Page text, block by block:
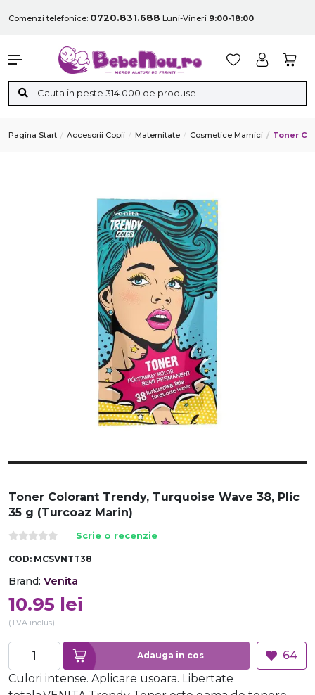
Comenzi telefonice: 0720.831.688 Luni-Vineri 9:00-18:00
Pagina Start Accesorii Copii Maternitate Cosmetice Mamici Toner
Toner Colorant Trendy, Turquoise Wave 38, Plic
35 g (Turcoaz Marin)
Scrie o recenzie
COD: MCSVNTT38
Brand: Venita
10.95 lei
(TVA inclus)
Adauga in cos
64
Culori intense. Aplicare usoara. Libertate